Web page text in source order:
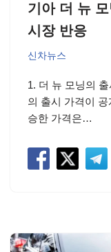
기아 더 뉴
시장 반응
신차뉴스
1. 더 뉴 모닝의
의 출시 가격이
승한 가격은…